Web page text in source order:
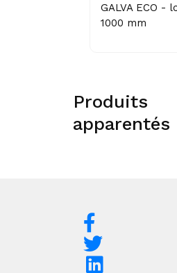
GALVA ECO -
1000 mm
Produits
apparentés